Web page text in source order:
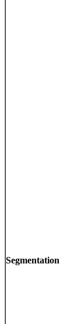
Segmentation